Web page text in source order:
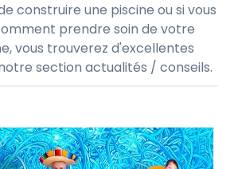
construire une piscine ou si vous
prendre soin de votre
vous trouverez d'excellentes
section actualités / conseils.